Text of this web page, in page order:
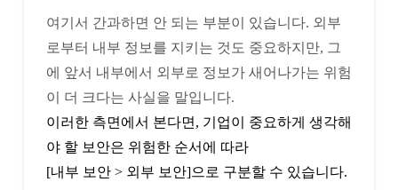
여기서 간과하면 안 되는 부분이 있습니다. 외부
로부터 내부 정보를 지키는 것도 중요하지만, 그
에 앞서 내부에서 외부로 정보가 새어나가는 위험
이 더 크다는 사실을 말입니다.
이러한 측면에서 본다면, 기업이 중요하게 생각해
야 할 보안은 위험한 순서에 따라
[내부 보안 > 외부 보안]으로 구분할 수 있습니다.